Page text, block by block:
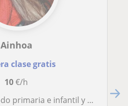
Ainhoa
clase gratis
10€/h
de la eso (inglés, lengua, historia, biología). Online y presencial